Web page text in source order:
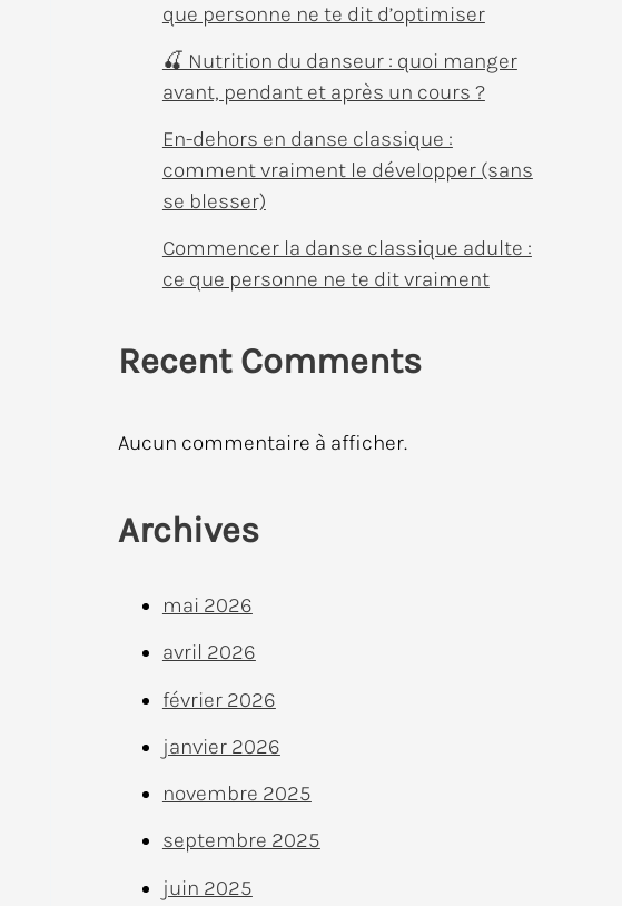
que personne ne te dit d’optimiser
🍒 Nutrition du danseur : quoi manger
avant, pendant et après un cours ?
En-dehors en danse classique :
comment vraiment le développer (sans
se blesser)
Commencer la danse classique adulte :
ce que personne ne te dit vraiment
Recent Comments
Aucun commentaire à afficher.
Archives
mai 2026
avril 2026
février 2026
janvier 2026
novembre 2025
septembre 2025
juin 2025